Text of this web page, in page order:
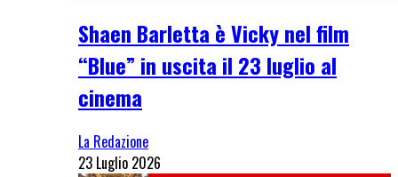
Shaen Barletta è Vicky nel film
“Blue” in uscita il 23 luglio al
cinema
La Redazione
23 Luglio 2026